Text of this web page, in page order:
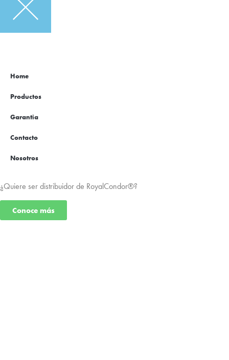
Home
Productos
Garantia
Contacto
Nosotros
¿Quiere ser distribuidor de RoyalCondor®?
Conoce más